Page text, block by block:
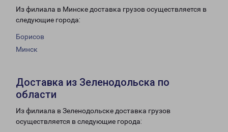
Из филиала в Минске доставка грузов осуществляется в
следующие города:
Борисов
Минск
Доставка из Зеленодольска по
области
Из филиала в Зеленодольске доставка грузов
осуществляется в следующие города: